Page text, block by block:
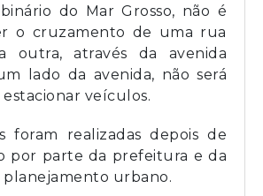
do Mar Grosso, não é
o cruzamento de uma rua
outra, através da avenida
lado da avenida, não será
estacionar veículos.
foram realizadas depois de
por parte da prefeitura e da
planejamento urbano.